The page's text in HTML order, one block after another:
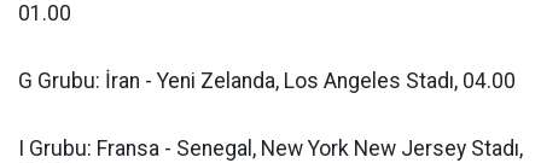
01.00
G Grubu: İran - Yeni Zelanda, Los Angeles Stadı, 04.00
I Grubu: Fransa - Senegal, New York New Jersey Stadı,